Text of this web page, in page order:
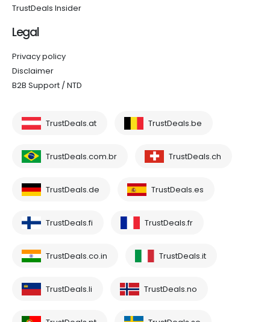
TrustDeals Insider
Legal
Privacy policy
Disclaimer
B2B Support / NTD
TrustDeals.at TrustDeals.be
TrustDeals.com.br TrustDeals.ch
TrustDeals.de TrustDeals.es
TrustDeals.fi TrustDeals.fr
TrustDeals.co.in TrustDeals.it
TrustDeals.li TrustDeals.no